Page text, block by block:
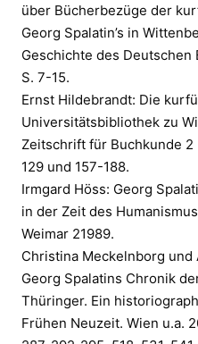
über Bücherbezüge der
Georg Spalatin’s in
Geschichte des Deutschen
S. 7-15.
Ernst Hildebrandt: Die
Universitätsbibliothek zu
Zeitschrift für Buchkunde 2
129 und 157-188.
Irmgard Höss: Georg
in der Zeit des
Weimar 21989.
Christina Meckelnborg und
Georg Spalatins Chronik
Thüringer. Ein
Frühen Neuzeit. Wien u.a.